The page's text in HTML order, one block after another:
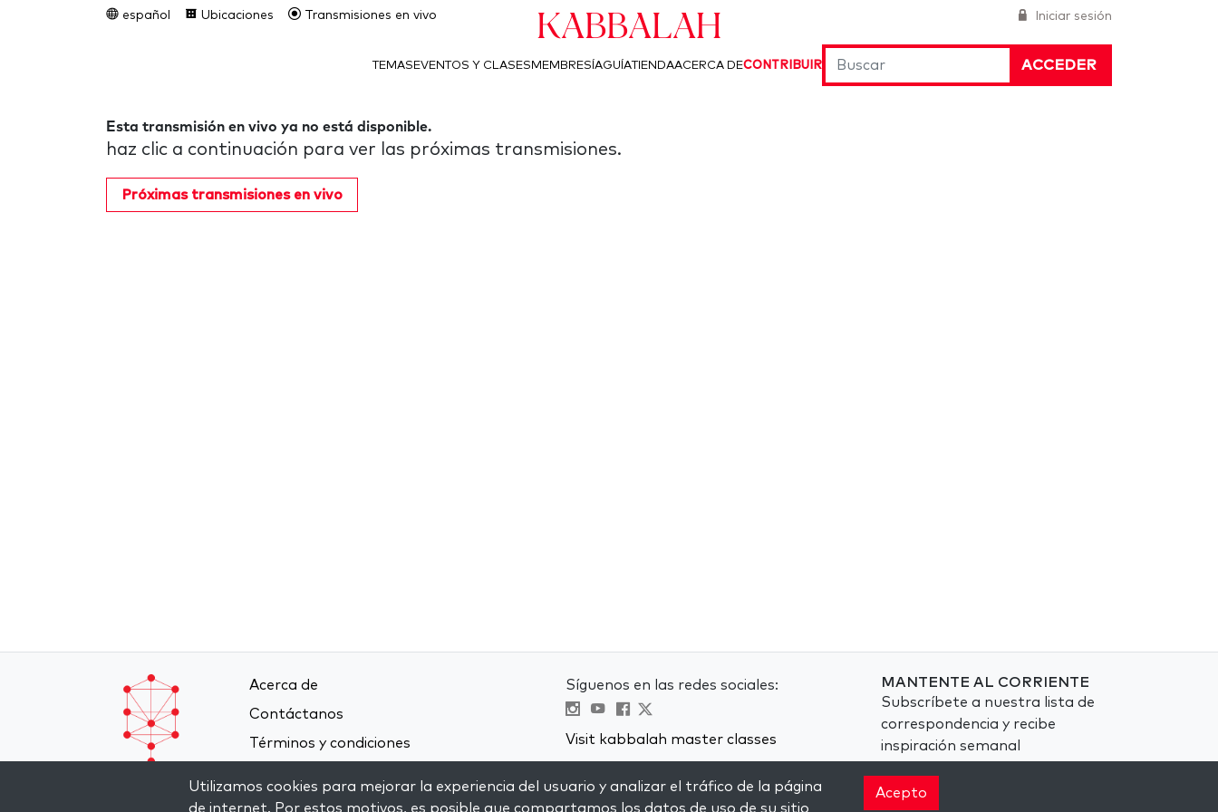
Iniciar sesión
español Ubicaciones Transmisiones en vivo Kabbalah
ACCEDER
TEMAS EVENTOS Y CLASES MEMBRESÍAGUÍATIENDAACERCA DECONTRIBUIR
Esta transmisión en vivo ya no está disponible.
haz clic a continuación para ver las próximas transmisiones.
Próximas transmisiones en vivo
Acerca de
Contáctanos
Términos y condiciones
Síguenos en las redes sociales:
Visit kabbalah master classes
MANTENTE AL CORRIENTE
Subscríbete a nuestra lista de
correspondencia y recibe
inspiración semanal
entrada.
Utilizamos cookies para mejorar la experiencia del usuario y analizar el tráfico de la página
de internet. Por estos motivos, es posible que compartamos los datos de uso de su sitio
Acepto